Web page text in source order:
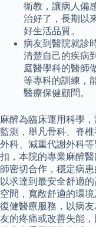
衛教，讓病人備
治好了，長期以
好生活品質。
病友到醫院就診
清楚自己的疾病
庭醫學科的醫師
等專科的訓練，
醫療保健顧問。
麻醉為臨床運用科學
監測，舉凡骨科、脊
外科、減重代謝外科
扣，本院的專業麻醉
師密切合作，穩定病
以求達到最安全舒適
空間，寬敞舒適的環
復健醫療服務，以病
友的疼痛或改善失能